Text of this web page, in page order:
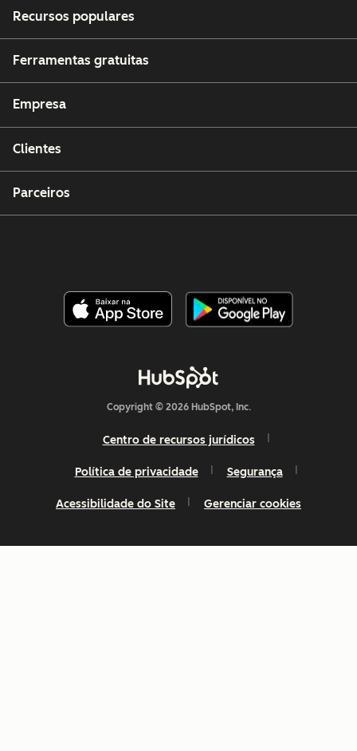
Recursos populares
Ferramentas gratuitas
Empresa
Clientes
Parceiros
Copyright © 2026 HubSpot, Inc.
Centro de recursos jurídicos
Política de privacidade Segurança
Acessibilidade do Site Gerenciar cookies